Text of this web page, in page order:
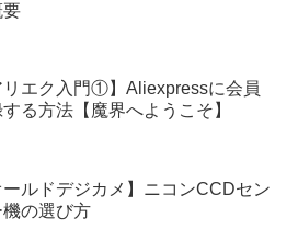
リエク入門①】Aliexpressに会員
る方法【魔界へようこそ】
ールドデジカメ】ニコンCCDセン
機の選び方